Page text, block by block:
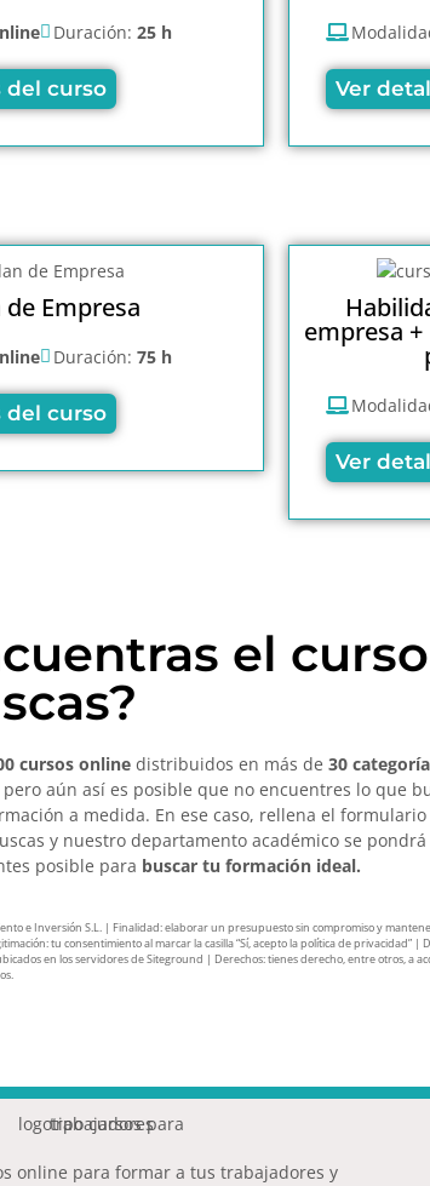
Duración: 25 h
del curso Ver
de Empresa
Duración: 75 h
del curso
empresa
Ver
el curso
cursos online distribuidos en más de 30
aún así es posible que no encuentres lo que
a medida. En ese caso, rellena el formulario
y nuestro departamento académico se pondrá
posible para buscar tu formación ideal.
e Inversión S.L. | Finalidad: elaborar un presupuesto sin compromiso y
tu consentimiento al marcar la casilla “Sí, acepto la política de privacidad” |
en los servidores de Siteground | Derechos: tienes derecho, entre otros, a
online para formar a tus trabajadores y